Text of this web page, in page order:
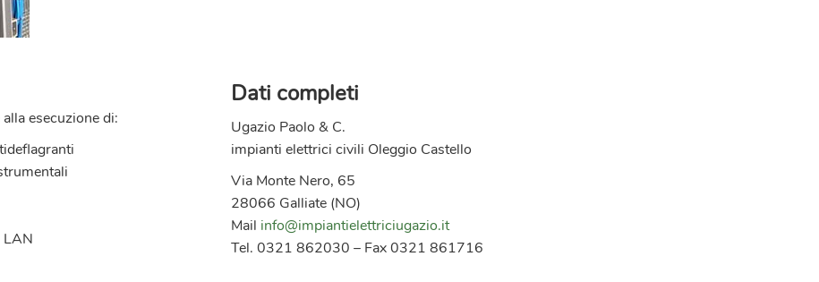
esecuzione di:
LAN
Dati completi
Ugazio Paolo & C.
impianti elettrici civili Oleggio Castello
Via Monte Nero, 65
28066 Galliate (NO)
Mail info@impiantielettriciugazio.it
Tel. 0321 862030 – Fax 0321 861716